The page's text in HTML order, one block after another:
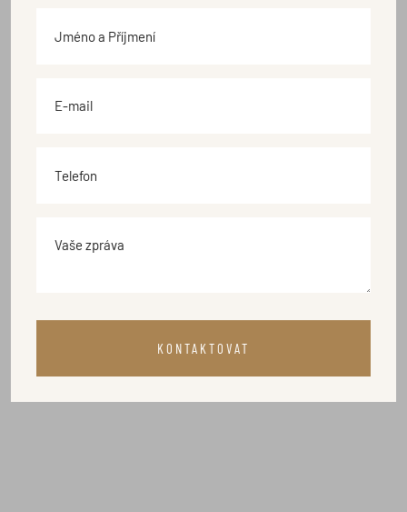
KONTAKTOVAT